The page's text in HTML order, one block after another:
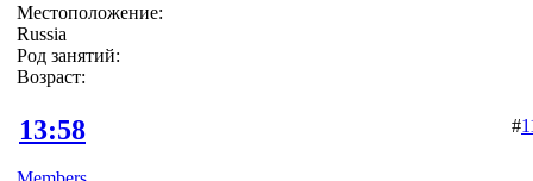
Местоположение:
Russia
Род занятий:
Возраст:
13:58 #